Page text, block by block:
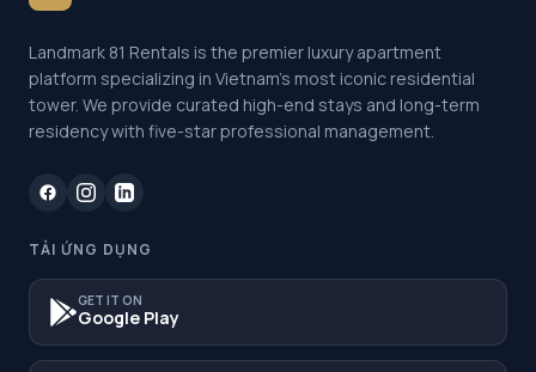
Landmark 81 Rentals is the premier luxury apartment
platform specializing in Vietnam's most iconic residential
tower. We provide curated high-end stays and long-term
residency with five-star professional management.
TẢI ỨNG DỤNG
GET IT ON
Google Play